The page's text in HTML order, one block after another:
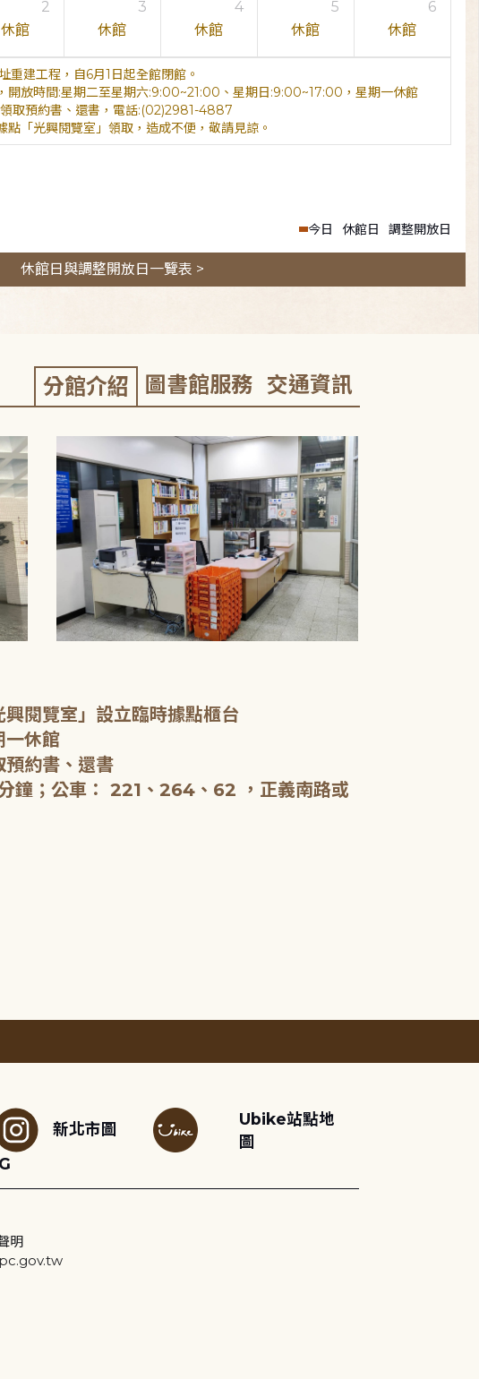
2
休館
3
休館
4
休館
5
休館
6
休館
重建工程，自6月1日起全館閉館。
開放時間:星期二至星期六:9:00~21:00、星期日:9:00~17:00，星期一休館
取預約書、還書，電話:(02)2981-4887
「光興閱覽室」領取，造成不便，敬請見諒。
今日 休館日 調整開放日
休館日與調整開放日一覽表 >
分館介紹 圖書館服務 交通資訊
閱覽室」設立臨時據點櫃台
休館
約書、還書
鐘；公車： 221、264、62 ，正義南路或
新北市圖
Ubike站點地
圖
明